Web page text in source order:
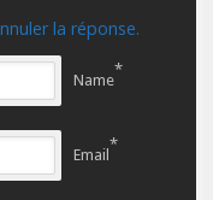
la réponse.
Name
*
Email
*